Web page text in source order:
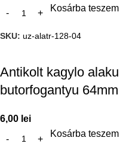
Kosárba teszem
SKU: uz-alatr-128-04
Antikolt kagylo alaku
butorfogantyu 64mm
6,00 lei
Kosárba teszem